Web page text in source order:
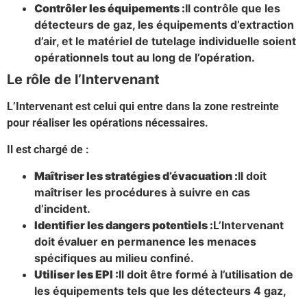
Contrôler les équipements :Il contrôle que les
détecteurs de gaz, les équipements d’extraction
d’air, et le matériel de tutelage individuelle soient
opérationnels tout au long de l’opération.
Le rôle de l’Intervenant
L’Intervenant est celui qui entre dans la zone restreinte
pour réaliser les opérations nécessaires.
Il est chargé de :
Maîtriser les stratégies d’évacuation :Il doit
maîtriser les procédures à suivre en cas
d’incident.
Identifier les dangers potentiels :L’Intervenant
doit évaluer en permanence les menaces
spécifiques au milieu confiné.
Utiliser les EPI :Il doit être formé à l’utilisation de
les équipements tels que les détecteurs 4 gaz,